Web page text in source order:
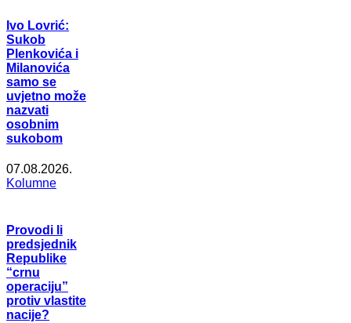
Ivo Lovrić:
Sukob
Plenkovića i
Milanovića
samo se
uvjetno može
nazvati
osobnim
sukobom
07.08.2026.
Kolumne
Provodi li
predsjednik
Republike
“crnu
operaciju”
protiv vlastite
nacije?